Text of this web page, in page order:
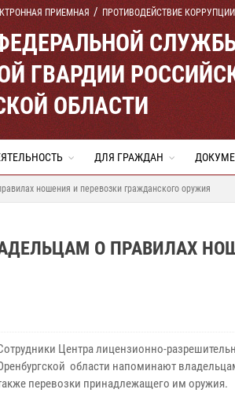
ПРИЕМНАЯ ПРОТИВОДЕЙСТВИЕ КОРРУПЦИИ
ГВАРДИИ
ОБЛАСТИ
ДЛЯ ГРАЖДАН
ношения и перевозки гражданского оружия
О ПРАВИЛАХ
Центра лицензионно-
области напоминают
перевозки принадлежащего им оружия.